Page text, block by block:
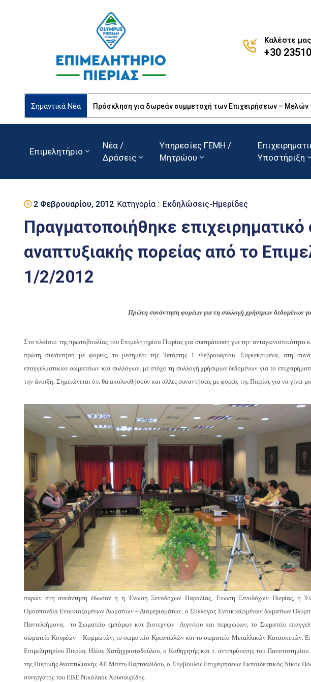
Καλέστε μας
+30
Σημαντικά Νέα Πρόσκληση για δωρεάν συμμετοχή των Επιχειρήσεων – Μελών
Επιμελητήριο
Νέα /
Δράσεις
Υπηρεσίες ΓΕΜΗ /
Μητρώου
Υποστήριξη
2 Φεβρουαρίου, 2012 Κατηγορία : Εκδηλώσεις-Ημερίδες
Πραγματοποιήθηκε επιχειρηματικό
αναπτυξιακής πορείας από το
1/2/2012
Πρώτη συνάντηση φορέων για τη συλλογή χρήσιμων δεδομένων
Στο πλαίσιο της πρωτοβουλίας του Επιμελητηρίου Πιερίας για συστράτευση για την
πρώτη συνάντηση με φορείς, το μεσημέρι της Τετάρτης 1 Φεβρουαρίου. Συγκεκριμένα, στη
επαγγελματικών σωματείων και συλλόγων, με στόχο τη συλλογή χρήσιμων δεδομένων για το
την άνοιξη. Σημειώνεται ότι θα ακολουθήσουν και άλλες συναντήσεις με φορείς της Πιερίας για να
παρών στη συνάντηση έδωσαν η η Ένωση Ξενοδόχων Παραλίας, Ένωση Ξενοδόχων Πιερίας, η
Ομοσπονδία Ενοικιαζομένων Δωματίων – Διαμερισμάτων, ο Σύλλογος Ενοικιαζομένων δωματίων
Παντελεήμονα, το Σωματείο εμπόρων και βιοτεχνών Αιγινίου και περιχώρων, το Σωματείο
σωματείο Κουρέων – Κομμωτών, το σωματείο Κρεοπωλών και το σωματείο Μεταλλικών Κατασκευών.
Επιμελητηρίου Πιερίας Ηλίας Χατζηχριστοδούλου, ο Καθηγητής και τ. αντιπρύτανης του
της Πιερικής Αναπτυξιακής ΑΕ Μπέτυ Παρτσαλίδου, ο Σύμβουλος Επιχειρήσεων Εκπαιδευτικός Νίκος
συνεργάτης του ΕΒΕ Νικόλαος Χουσουρίδης.